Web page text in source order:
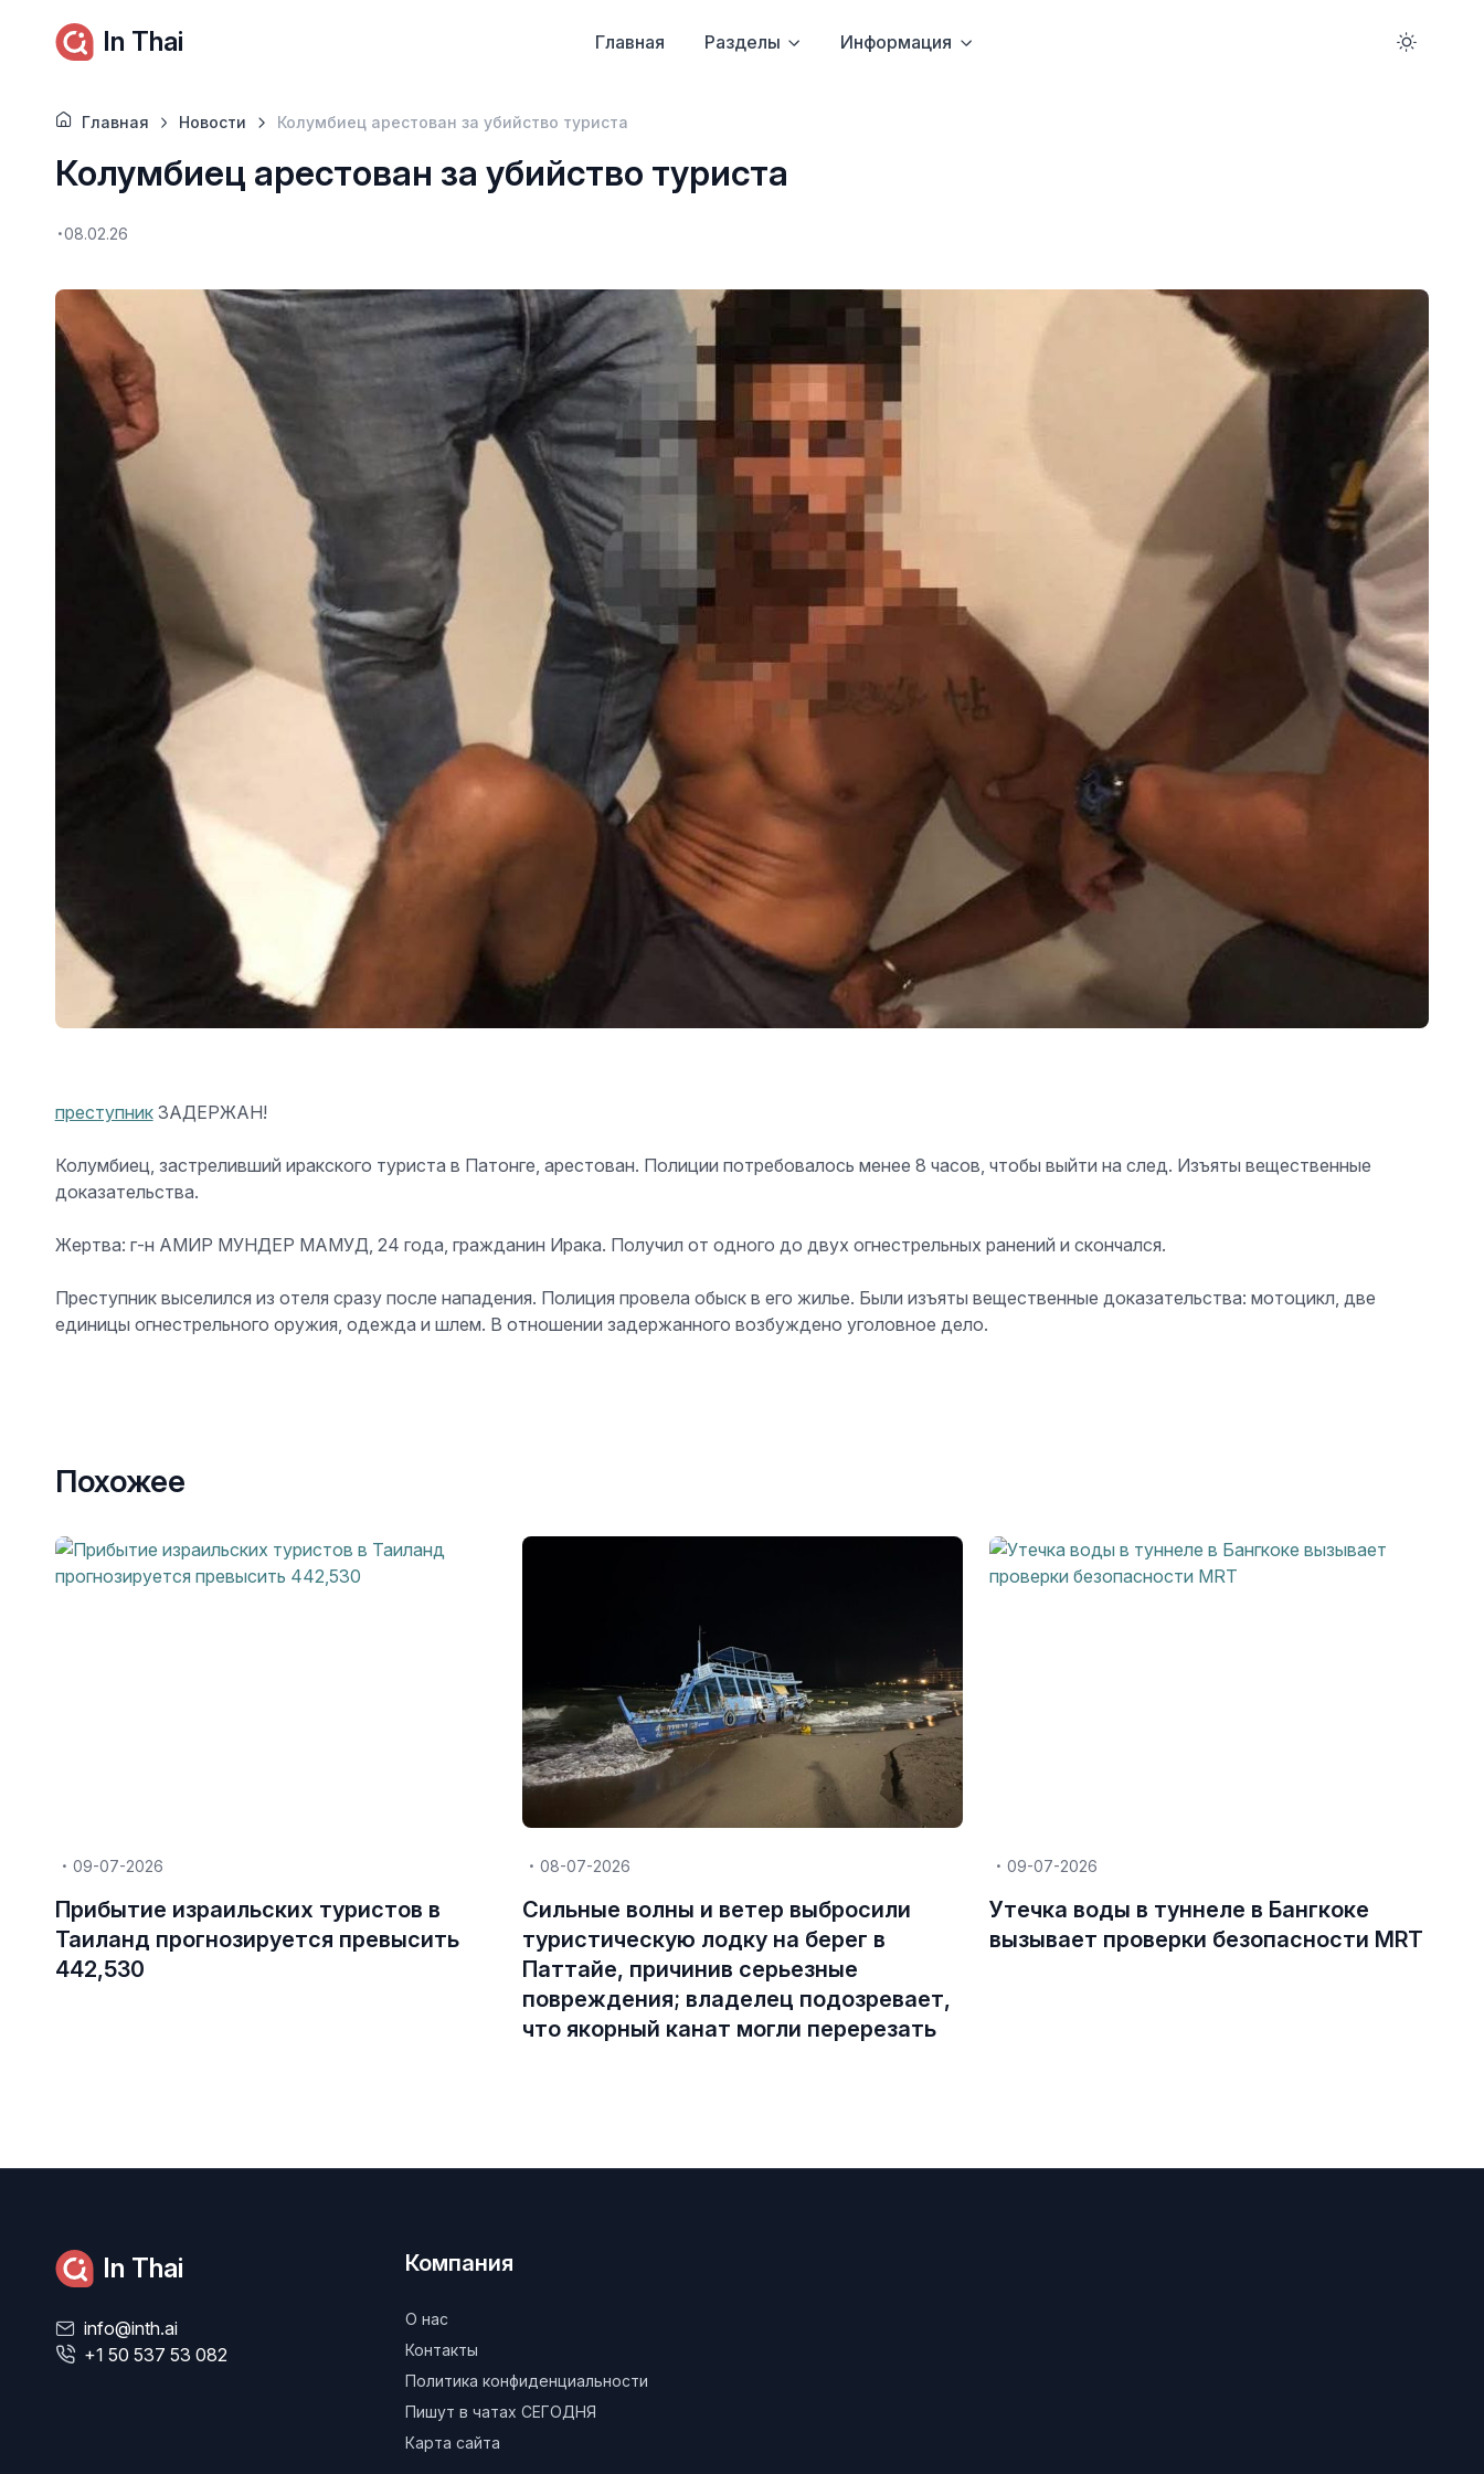
In Thai Главная Разделы Информация
Главная Новости Колумбиец арестован за убийство туриста
Колумбиец арестован за убийство туриста
08.02.26
преступникЗАДЕРЖАН!
Колумбиец, застреливший иракского туриста в Патонге, арестован. Полиции потребовалось менее 8 часов, чтобы выйти на след. Изъяты вещественные
доказательства.
Жертва: г-н АМИР МУНДЕР МАМУД, 24 года, гражданин Ирака. Получил от одного до двух огнестрельных ранений и скончался.
Преступник выселился из отеля сразу после нападения. Полиция провела обыск в его жилье. Были изъяты вещественные доказательства: мотоцикл, две
единицы огнестрельного оружия, одежда и шлем. В отношении задержанного возбуждено уголовное дело.
Похожее
09-07-2026
Прибытие израильских туристов в
Таиланд прогнозируется превысить
442,530
08-07-2026
Сильные волны и ветер выбросили
туристическую лодку на берег в
Паттайе, причинив серьезные
повреждения; владелец подозревает,
что якорный канат могли перерезать
09-07-2026
Утечка воды в туннеле в Бангкоке
вызывает проверки безопасности MRT
In Thai
info@inth.ai
+1 50 537 53 082
Компания
О нас
Контакты
Политика конфиденциальности
Пишут в чатах СЕГОДНЯ
Карта сайта